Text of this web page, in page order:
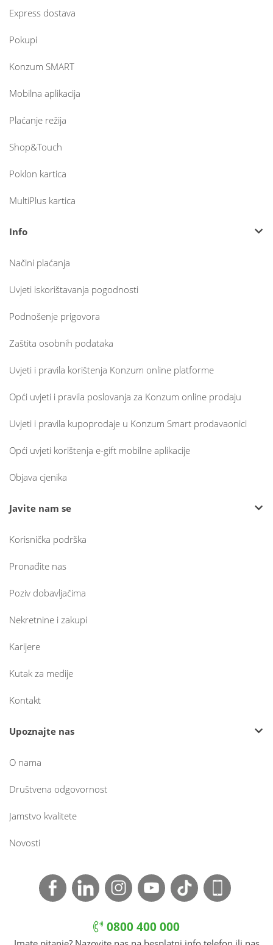
Express dostava
Pokupi
Konzum SMART
Mobilna aplikacija
Plaćanje režija
Shop&Touch
Poklon kartica
MultiPlus kartica
Info
Načini plaćanja
Uvjeti iskorištavanja pogodnosti
Podnošenje prigovora
Zaštita osobnih podataka
Uvjeti i pravila korištenja Konzum online platforme
Opći uvjeti i pravila poslovanja za Konzum online prodaju
Uvjeti i pravila kupoprodaje u Konzum Smart prodavaonici
Opći uvjeti korištenja e-gift mobilne aplikacije
Objava cjenika
Javite nam se
Korisnička podrška
Pronađite nas
Poziv dobavljačima
Nekretnine i zakupi
Karijere
Kutak za medije
Kontakt
Upoznajte nas
O nama
Društvena odgovornost
Jamstvo kvalitete
Novosti
0800 400 000